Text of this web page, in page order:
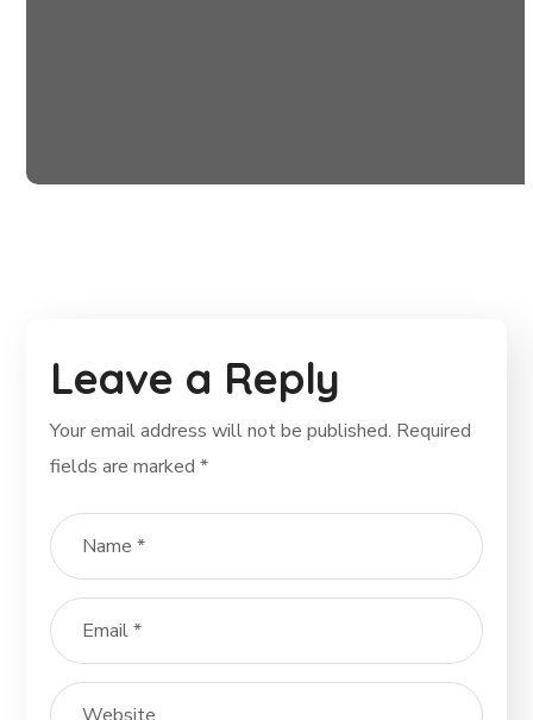
Leave a Reply
Your email address will not be published. Required
fields are marked*